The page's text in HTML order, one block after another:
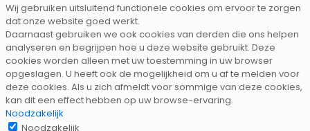
Wij gebruiken uitsluitend functionele cookies om ervoor te zorgen
dat onze website goed werkt.
Daarnaast gebruiken we ook cookies van derden die ons helpen
analyseren en begrijpen hoe u deze website gebruikt. Deze
cookies worden alleen met uw toestemming in uw browser
opgeslagen. U heeft ook de mogelijkheid om u af te melden voor
deze cookies. Als u zich afmeldt voor sommige van deze cookies,
kan dit een effect hebben op uw browse-ervaring.
Noodzakelijk
Noodzakelijk